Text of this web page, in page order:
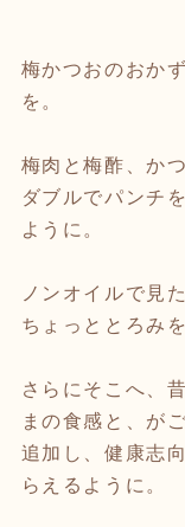
梅かつおのおか
を。
梅肉と梅酢、か
ダブルでパンチ
ように。
ノンオイルで見
ちょっととろみ
さらにそこへ、
まの食感と、が
追加し、健康志
らえるように。